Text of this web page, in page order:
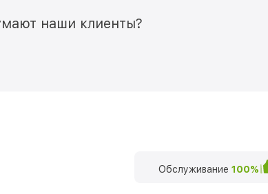
наши клиенты?
Обслуживание 100%